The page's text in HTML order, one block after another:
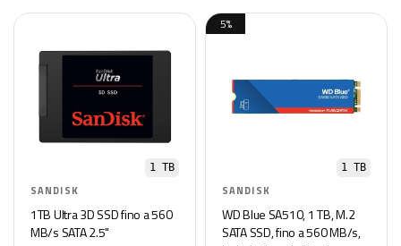
1 TB
SANDISK
1TB Ultra 3D SSD fino a 560
MB/s SATA 2.5"
1 TB
SANDISK
WD Blue SA510, 1 TB, M.2
SATA SSD, fino a 560 MB/s,
5%